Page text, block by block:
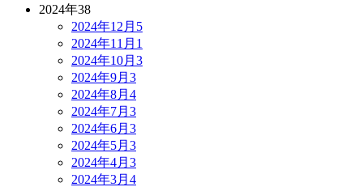
2024年38
2024年12月 5
2024年11月 1
2024年10月 3
2024年9月 3
2024年8月 4
2024年7月 3
2024年6月 3
2024年5月 3
2024年4月 3
2024年3月 4